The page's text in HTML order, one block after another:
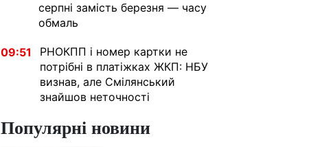
серпні замість березня — часу
обмаль
09:51
РНОКПП і номер картки не
потрібні в платіжках ЖКП: НБУ
визнав, але Смілянський
знайшов неточності
Популярні новини